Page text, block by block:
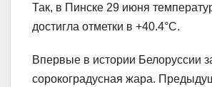
Так, в Пинске 29 июня
достигла отметки в +40.4°C.
Впервые в истории Белоруссии
сорокоградусная жара.